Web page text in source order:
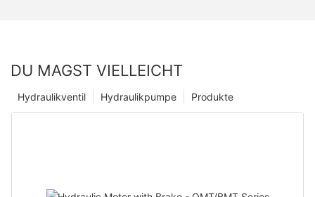
DU MAGST VIELLEICHT
Produkte
Hydraulikpumpe
Hydraulikventil